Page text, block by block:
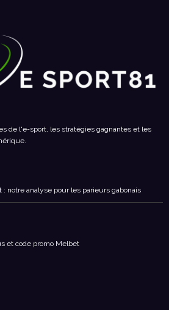
de l'e-sport, les stratégies gagnantes et les
: notre analyse pour les parieurs gabonais
et code promo Melbet